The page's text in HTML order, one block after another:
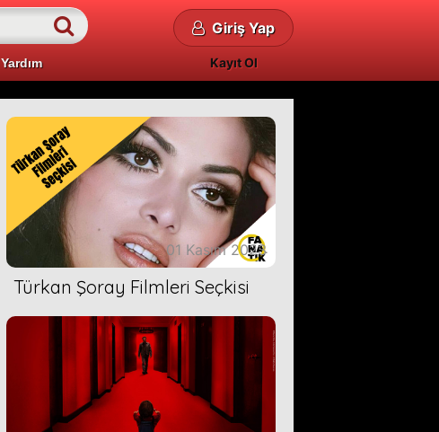
Yardım
Giriş Yap
Kayıt Ol
01 Kasım 2023
Türkan Şoray Filmleri Seçkisi